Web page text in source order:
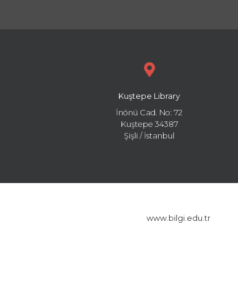
Kuştepe Library
İnönü Cad. No: 72
Kuştepe 34387
Şişli / İstanbul
www.bilgi.edu.tr